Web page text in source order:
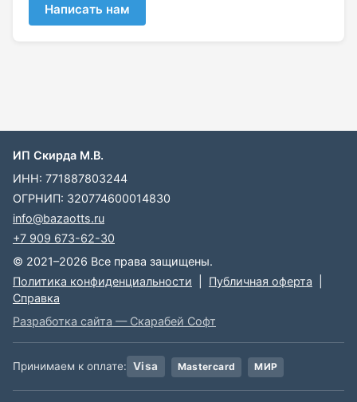
Написать нам
ИП Скирда М.В.
ИНН: 771887803244
ОГРНИП: 320774600014830
info@bazaotts.ru
+7 909 673-62-30
© 2021–2026 Все права защищены.
Политика конфиденциальности
Публичная оферта
Справка
Разработка сайта — Скарабей Софт
Принимаем к оплате: Visa Mastercard МИР